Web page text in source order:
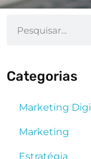
Categorias
Marketing
Marketing
Estratégia